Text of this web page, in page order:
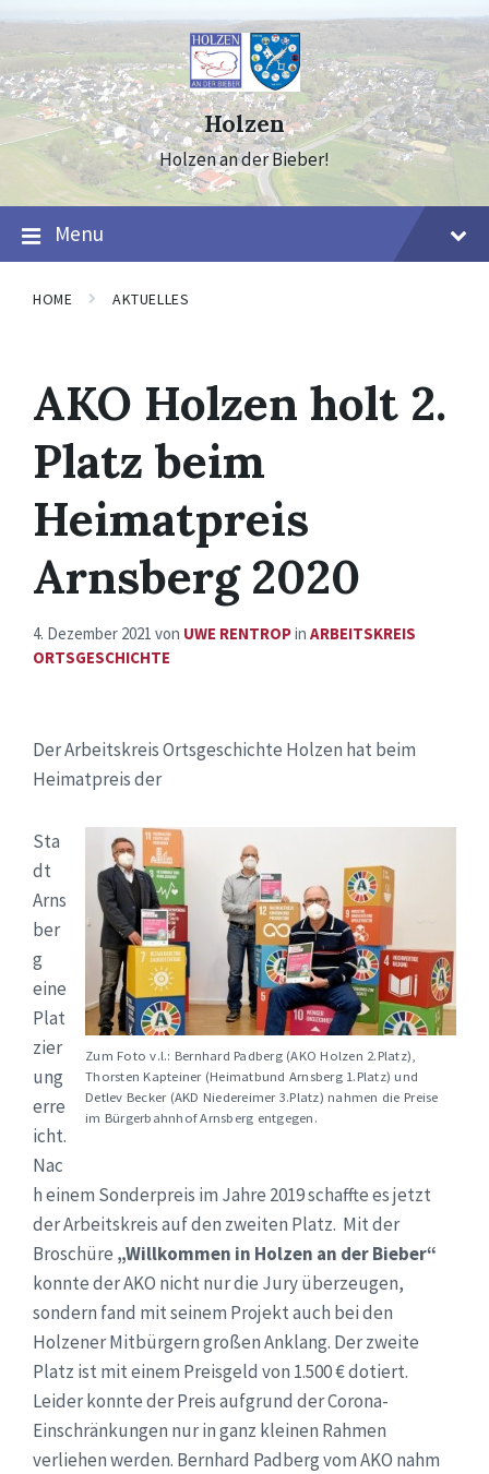
to
content
to
navigation
to
footer
Holzen
Holzen an der Bieber!
Menu
HOME AKTUELLES
AKO Holzen holt 2.
Platz beim
Heimatpreis
Arnsberg 2020
4. Dezember 2021 von UWE RENTROPin ARBEITSKREIS
ORTSGESCHICHTE
Der Arbeitskreis Ortsgeschichte Holzen hat beim
Heimatpreis der
Zum Foto v.l.: Bernhard Padberg (AKO Holzen 2.Platz),
Thorsten Kapteiner (Heimatbund Arnsberg 1.Platz) und
Detlev Becker (AKD Niedereimer 3.Platz) nahmen die Preise
im Bürgerbahnhof Arnsberg entgegen.
Sta
dt
Arns
ber
g
eine
Plat
zier
ung
erre
icht.
Nac
h einem Sonderpreis im Jahre 2019 schaffte es jetzt
der Arbeitskreis auf den zweiten Platz. Mit der
Broschüre „Willkommen in Holzen an der Bieber“
konnte der AKO nicht nur die Jury überzeugen,
sondern fand mit seinem Projekt auch bei den
Holzener Mitbürgern großen Anklang. Der zweite
Platz ist mit einem Preisgeld von 1.500 € dotiert.
Leider konnte der Preis aufgrund der Corona-
Einschränkungen nur in ganz kleinen Rahmen
verliehen werden. Bernhard Padberg vom AKO nahm